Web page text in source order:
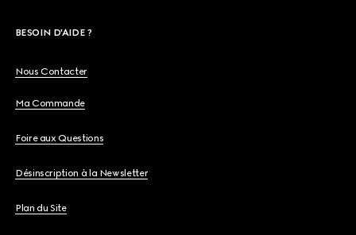
BESOIN D'AIDE ?
Nous Contacter
Ma Commande
Foire aux Questions
Désinscription à la Newsletter
Plan du Site